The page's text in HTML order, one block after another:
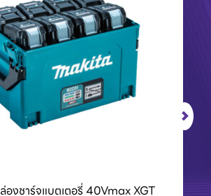
องPOLO เครื่องฉีดน้ำแรงดันสูงและเครื่องดูด